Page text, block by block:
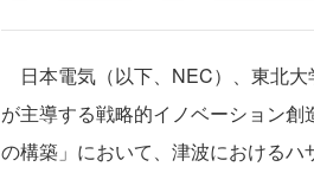
日本電気（以下、NEC）、東北
が主導する戦略的イノベーション
の構築」において、津波における